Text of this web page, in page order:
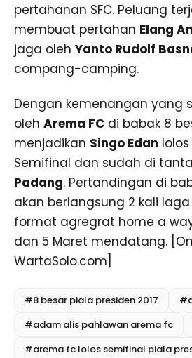
pertahanan SFC. Peluang
membuat pertahan Elang
jaga oleh Yanto Rudolf
compang-camping.
Dengan kemenangan yang
oleh Arema FC di babak 8
menjadikan Singo Edan
Semifinal dan sudah di
Padang. Pertandingan di
akan berlangsung 2 kali
format agregrat home a
dan 5 Maret mendatang.
WartaSolo.com]
#8 besar piala presiden 2017
#adam alis pahlawan arema fc
#arema fc lolos semifinal piala